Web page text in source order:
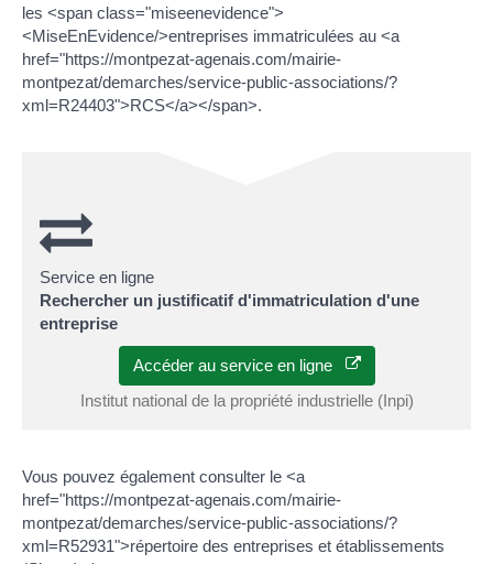
les <span class="miseenevidence">
<MiseEnEvidence/>entreprises immatriculées au <a
href="https://montpezat-agenais.com/mairie-
montpezat/demarches/service-public-associations/?
xml=R24403">RCS</a></span>.
Service en ligne
Rechercher un justificatif d'immatriculation d'une
entreprise
Accéder au service en ligne
Institut national de la propriété industrielle (Inpi)
Vous pouvez également consulter le <a
href="https://montpezat-agenais.com/mairie-
montpezat/demarches/service-public-associations/?
xml=R52931">répertoire des entreprises et établissements